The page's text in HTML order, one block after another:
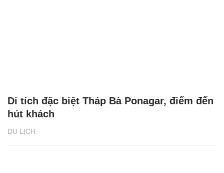
DU LỊCH
Di tích đặc biệt Tháp Bà Ponagar, điểm đến
hút khách